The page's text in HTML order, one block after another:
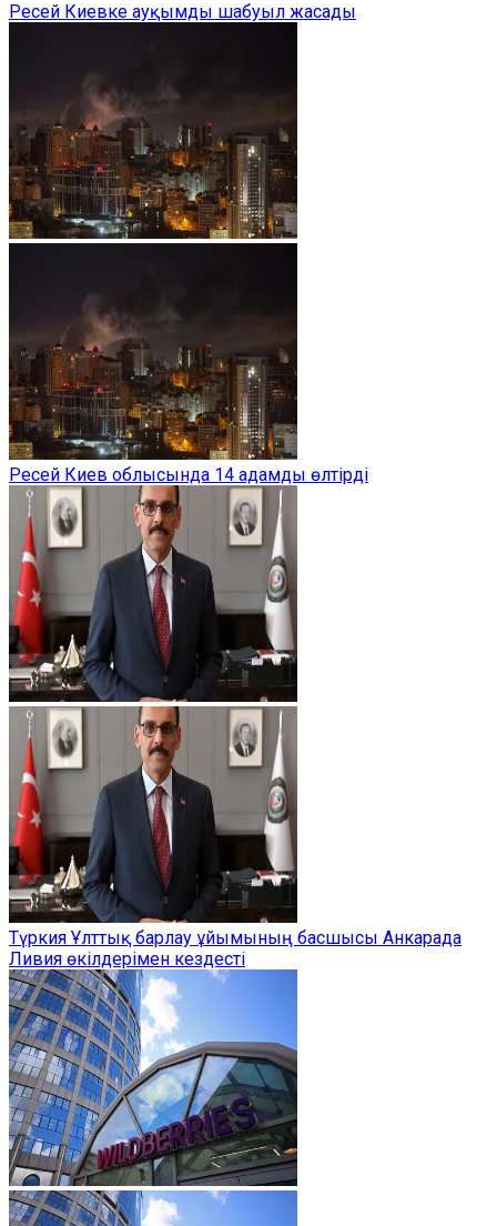
Ресей Киевке ауқымды шабуыл жасады
Ресей Киев облысында 14 адамды өлтірді
Түркия Ұлттық барлау ұйымының басшысы Анкарада
Ливия өкілдерімен кездесті